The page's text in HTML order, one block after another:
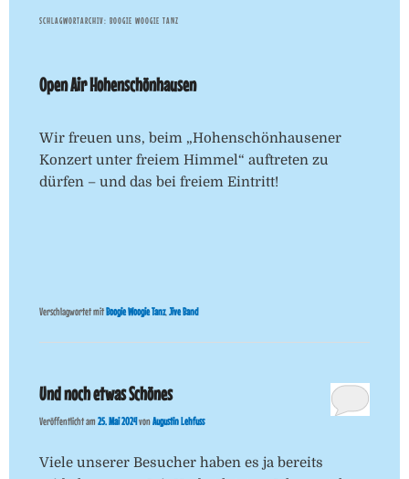
SCHLAGWORTARCHIV: BOOGIE WOOGIE TANZ
Open Air Hohenschönhausen
Wir freuen uns, beim „Hohenschönhausener
Konzert unter freiem Himmel“ auftreten zu
dürfen – und das bei freiem Eintritt!
Verschlagwortet mitBoogie Woogie Tanz,Jive Band
Und noch etwas Schönes
Veröffentlicht am25. Mai 2024vonAugustin Lehfuss
Viele unserer Besucher haben es ja bereits